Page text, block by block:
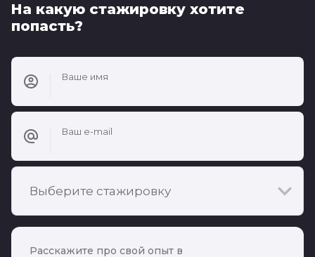
На какую стажировку хотите
попасть?
Ваше имя
Ваш e-mail